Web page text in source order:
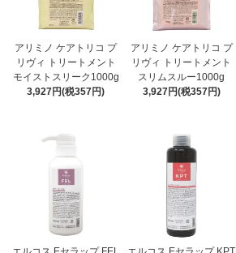
アリミノ ケアトリコ プ
リヴィ トリートメント
モイストスリーク1000g
3,927円(税357円)
アリミノ ケアトリコ プ
リヴィ トリートメント
スリムスルー1000g
3,927円(税357円)